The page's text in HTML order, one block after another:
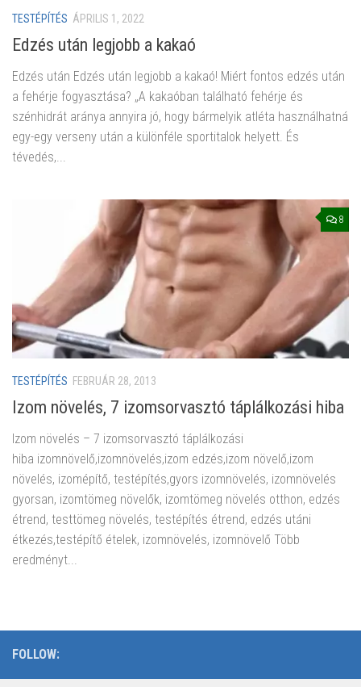
TESTÉPÍTÉS ÁPRILIS 1, 2022
Edzés után legjobb a kakaó
Edzés után Edzés után legjobb a kakaó! Miért fontos edzés után
a fehérje fogyasztása? „A kakaóban található fehérje és
szénhidrát aránya annyira jó, hogy bármelyik atléta használhatná
egy-egy verseny után a különféle sportitalok helyett. És
tévedés,...
8
TESTÉPÍTÉS FEBRUÁR 28, 2013
Izom növelés, 7 izomsorvasztó táplálkozási hiba
Izom növelés – 7 izomsorvasztó táplálkozási
hiba izomnövelő,izomnövelés,izom edzés,izom növelő,izom
növelés, izomépítő, testépítés,gyors izomnövelés, izomnövelés
gyorsan, izomtömeg növelők, izomtömeg növelés otthon, edzés
étrend, testtömeg növelés, testépítés étrend, edzés utáni
étkezés,testépítő ételek, izomnövelés, izomnövelő Több
eredményt...
FOLLOW: